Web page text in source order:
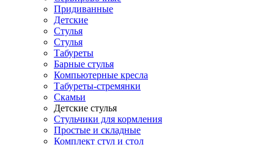
Придиванные
Детские
Стулья
Стулья
Табуреты
Барные стулья
Компьютерные кресла
Табуреты-стремянки
Скамьи
Детские стулья
Стульчики для кормления
Простые и складные
Комплект стул и стол